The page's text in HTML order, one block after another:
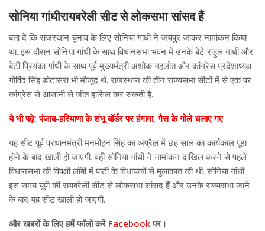
सोनिया गांधीरायबरेली सीट से लोकसभा सांसद हैं
बता दें कि राजस्थान चुनाव के लिए सोनिया गांधी ने जयपुर जाकर नामांकन किया
था. इस दौरान सोनिया गांधी के साथ विधानसभा भवन में उनके बेटे राहुल गांधी और
बेटी प्रियंका गांधी के साथ पूर्व मुख्यमंत्री अशोक गहलोत और कांग्रेस प्रदेशाध्यक्ष
गोविंद सिंह डोटासरा भी मौजूद थे. राजस्थान की तीन राज्यसभा सीटों में से एक पर
कांग्रेस से आसानी से जीत हासिल कर सकती है.
ये भी पढ़े: पंजाब-हरियाणा के शंभू बॉर्डर पर हंगामा, गैस के गोले चलाए गए
यह सीट पूर्व प्रधानमंत्री मनमोहन सिंह का अप्रैल में छह साल का कार्यकाल पूरा
होने के बाद खाली हो जाएगी. वहीं सोनिया गांधी ने नामांकन दाखिल करने से पहले
विधानसभा की विपक्षी लॉबी में पार्टी के विधायकों से मुलाकात की थी. सोनिया गांधी
इस समय यूपी की रायबरेली सीट से लोकसभा सांसद हैं और उनके राज्यसभा जाने
के बाद यह सीट खाली हो जाएगी.
औरखबरों के लिए हमें फॉलो करेंFacebookपर।